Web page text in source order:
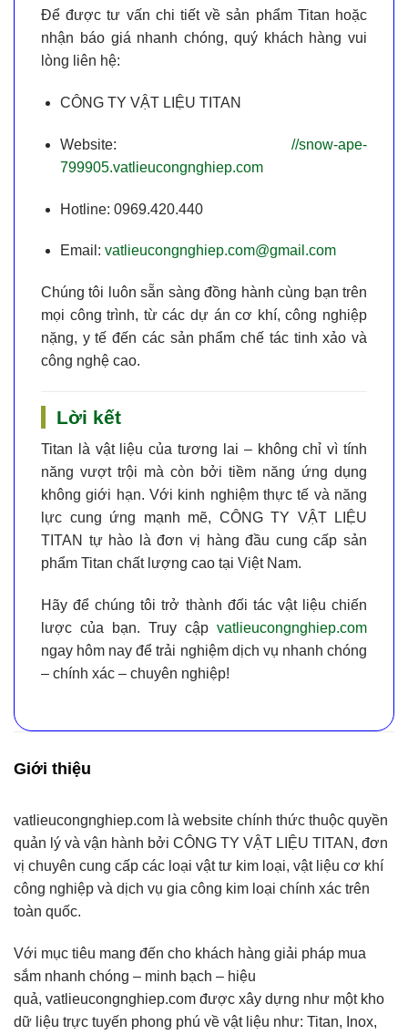
Để được tư vấn chi tiết về sản phẩm Titan hoặc
nhận báo giá nhanh chóng, quý khách hàng vui
lòng liên hệ:
CÔNG TY VẬT LIỆU TITAN
Website:
//snow-ape-
799905.vatlieucongnghiep.com
Hotline: 0969.420.440
Email: vatlieucongnghiep.com@gmail.com
Chúng tôi luôn sẵn sàng đồng hành cùng bạn trên
mọi công trình, từ các dự án cơ khí, công nghiệp
nặng, y tế đến các sản phẩm chế tác tinh xảo và
công nghệ cao.
Lời kết
Titan là vật liệu của tương lai – không chỉ vì tính
năng vượt trội mà còn bởi tiềm năng ứng dụng
không giới hạn. Với kinh nghiệm thực tế và năng
lực cung ứng mạnh mẽ, CÔNG TY VẬT LIỆU
TITAN tự hào là đơn vị hàng đầu cung cấp sản
phẩm Titan chất lượng cao tại Việt Nam.
Hãy để chúng tôi trở thành đối tác vật liệu chiến
lược của bạn. Truy cập vatlieucongnghiep.com
ngay hôm nay để trải nghiệm dịch vụ nhanh chóng
– chính xác – chuyên nghiệp!
Giới thiệu
vatlieucongnghiep.com là website chính thức thuộc quyền
quản lý và vận hành bởi CÔNG TY VẬT LIỆU TITAN , đơn
vị chuyên cung cấp các loại vật tư kim loại, vật liệu cơ khí
công nghiệp và dịch vụ gia công kim loại chính xác trên
toàn quốc.
Với mục tiêu mang đến cho khách hàng giải pháp mua
sắm nhanh chóng – minh bạch – hiệu
quả, vatlieucongnghiep.com được xây dựng như một kho
dữ liệu trực tuyến phong phú về vật liệu như: Titan, Inox,